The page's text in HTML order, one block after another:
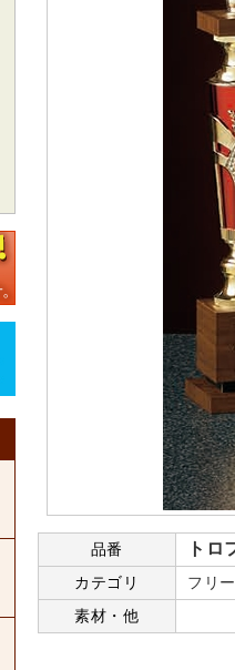
品番 トロ
カテゴリ
フリ
素材・他